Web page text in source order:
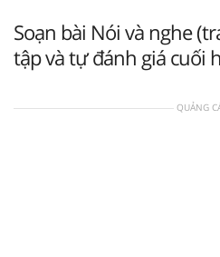
Soạn bài Nói và nghe
tập và tự đánh giá cuối
QUẢNG